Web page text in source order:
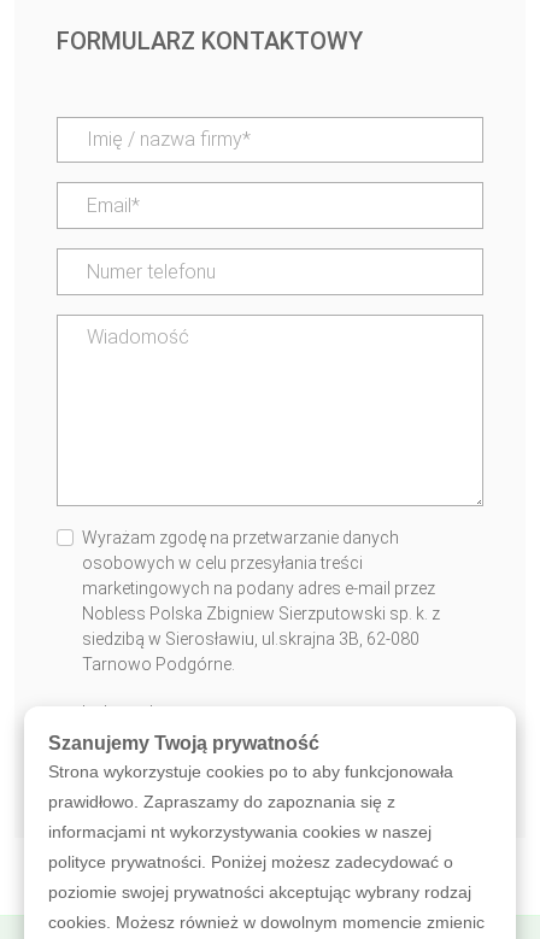
FORMULARZ KONTAKTOWY
Wyrażam zgodę na przetwarzanie danych
osobowych w celu przesyłania treści
marketingowych na podany adres e-mail przez
Nobless Polska Zbigniew Sierzputowski sp. k. z
siedzibą w Sierosławiu, ul.skrajna 3B, 62-080
Tarnowo Podgórne.
* Pole obowiązkowe
WYŚLIJ WIADOMOŚĆ
Szanujemy Twoją prywatność
Strona wykorzystuje cookies po to aby funkcjonowała
prawidłowo. Zapraszamy do zapoznania się z
informacjami nt wykorzystywania cookies w naszej
polityce prywatności. Poniżej możesz zadecydować o
poziomie swojej prywatności akceptując wybrany rodzaj
cookies. Możesz również w dowolnym momencie zmienic